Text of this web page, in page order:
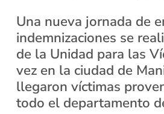
Una nueva jornada de
indemnizaciones se
de la Unidad para las
vez en la ciudad de
llegaron víctimas
todo el departamento